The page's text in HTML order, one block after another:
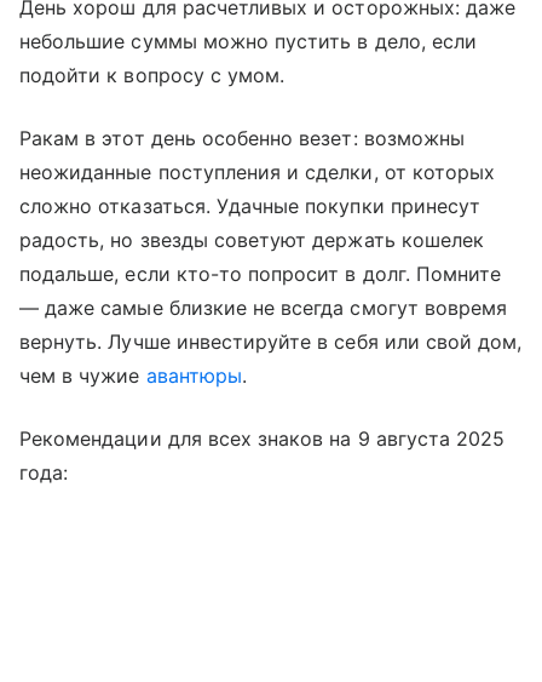
День хорош для расчетливых и осторожных: даже
небольшие суммы можно пустить в дело, если
подойти к вопросу с умом.
Ракам в этот день особенно везет: возможны
неожиданные поступления и сделки, от которых
сложно отказаться. Удачные покупки принесут
радость, но звезды советуют держать кошелек
подальше, если кто-то попросит в долг. Помните
— даже самые близкие не всегда смогут вовремя
вернуть. Лучше инвестируйте в себя или свой дом,
чем в чужие авантюры.
Рекомендации для всех знаков на 9 августа 2025
года: